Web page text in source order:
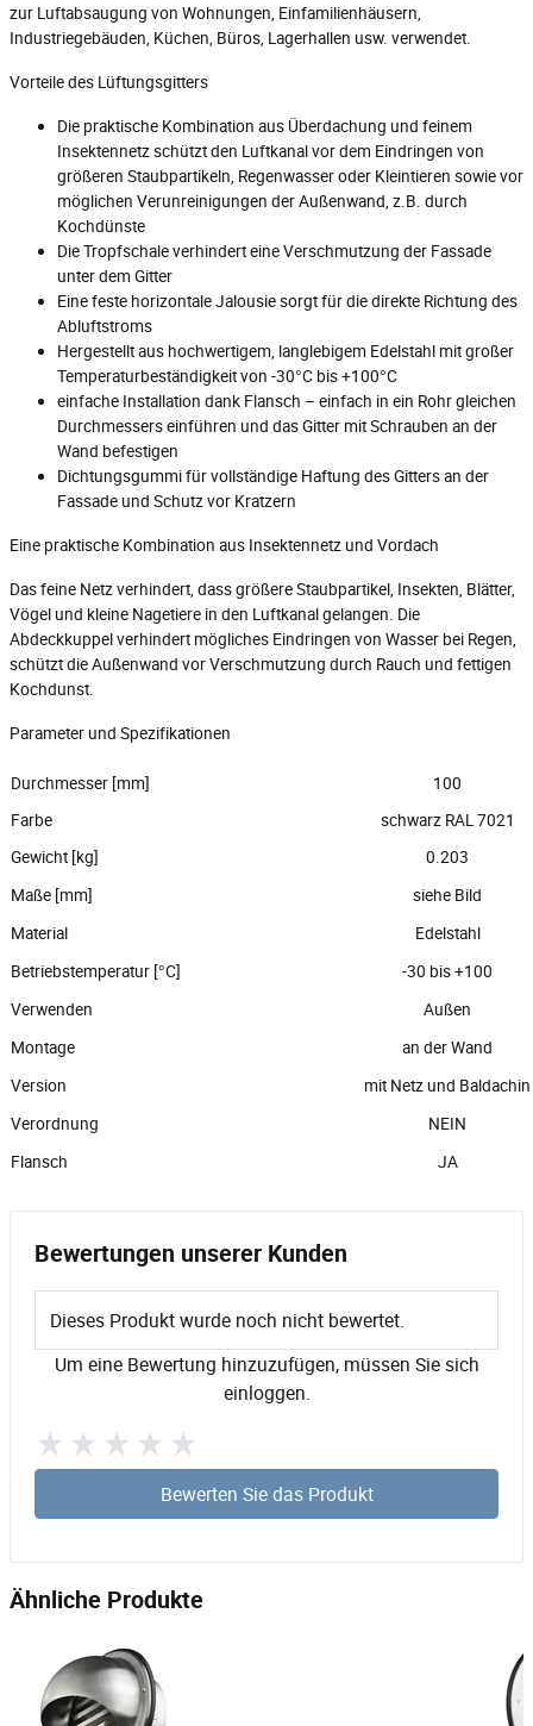
zur Luftabsaugung von Wohnungen, Einfamilienhäusern,
Industriegebäuden, Küchen, Büros, Lagerhallen usw. verwendet.
Vorteile des Lüftungsgitters
Die praktische Kombination aus Überdachung und feinem
Insektennetz schützt den Luftkanal vor dem Eindringen von
größeren Staubpartikeln, Regenwasser oder Kleintieren sowie vor
möglichen Verunreinigungen der Außenwand, z.B. durch
Kochdünste
Die Tropfschale verhindert eine Verschmutzung der Fassade
unter dem Gitter
Eine feste horizontale Jalousie sorgt für die direkte Richtung des
Abluftstroms
Hergestellt aus hochwertigem, langlebigem Edelstahl mit großer
Temperaturbeständigkeit von -30°C bis +100°C
einfache Installation dank Flansch – einfach in ein Rohr gleichen
Durchmessers einführen und das Gitter mit Schrauben an der
Wand befestigen
Dichtungsgummi für vollständige Haftung des Gitters an der
Fassade und Schutz vor Kratzern
Eine praktische Kombination aus Insektennetz und Vordach
Das feine Netz verhindert, dass größere Staubpartikel, Insekten, Blätter,
Vögel und kleine Nagetiere in den Luftkanal gelangen. Die
Abdeckkuppel verhindert mögliches Eindringen von Wasser bei Regen,
schützt die Außenwand vor Verschmutzung durch Rauch und fettigen
Kochdunst.
Parameter und Spezifikationen
Durchmesser [mm]
100
Farbe
schwarz RAL 7021
Gewicht [kg]
0.203
Maße [mm]
siehe Bild
Material
Edelstahl
Betriebstemperatur [°C]
-30 bis +100
Verwenden
Außen
Montage
an der Wand
Version
mit Netz und Baldachin
Verordnung
NEIN
Flansch
JA
Bewertungen unserer Kunden
Dieses Produkt wurde noch nicht bewertet.
Um eine Bewertung hinzuzufügen, müssen Sie sich
einloggen.
Bewerten Sie das Produkt
Ähnliche Produkte